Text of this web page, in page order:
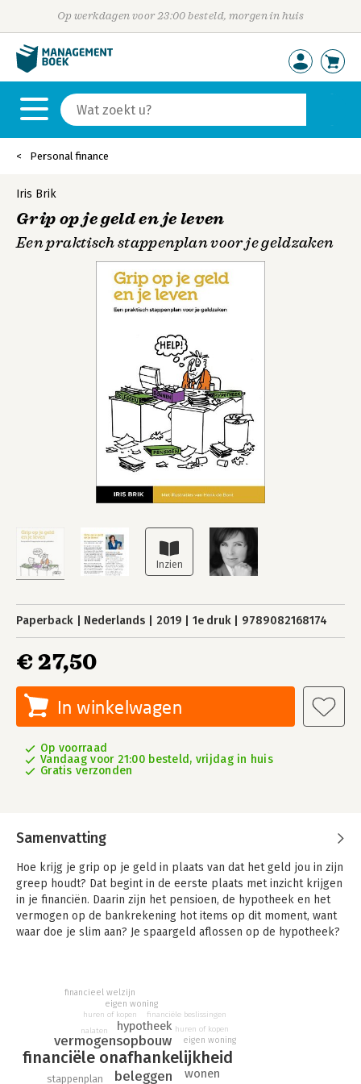
Op werkdagen voor 23:00 besteld, morgen in huis
Personal finance
Iris Brik
Grip op je geld en je leven
Een praktisch stappenplan voor je geldzaken
Paperback Nederlands 2019 1e druk 9789082168174
€ 27,50
In winkelwagen
Op voorraad
Vandaag voor 21:00 besteld, vrijdag in huis
Gratis verzonden
Samenvatting
Hoe krijg je grip op je geld in plaats van dat het geld jou in zijn
greep houdt? Dat begint in de eerste plaats met inzicht krijgen
in je financiën. Daarin zijn het pensioen, de hypotheek en het
vermogen op de bankrekening hot items op dit moment, want
waar doe je slim aan? Je spaargeld aflossen op de hypotheek?
Financieel expert Iris Brik laat je met haar stappenplannen
zien hoe je zelf de regie houdt over je geldzaken. Maar ook
geeft ze je nuttige tips en adviezen hoe je slimmer met je
geldzaken om kunt gaan. Zodat het geld voor jou gaat werken
in plaats van andersom!
financiële onafhankelijkheid
vermogensopbouw
beleggen
hypotheek
wonen
stappenplan
huren of kopen
eigen woning
financiële beslissingen
huren of kopen
nalaten
eigen woning
financieel welzijn